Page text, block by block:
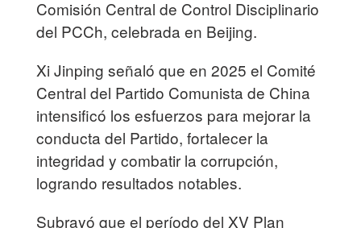
Comisión Central de Control Disciplinario
del PCCh, celebrada en Beijing.
Xi Jinping señaló que en 2025 el Comité
Central del Partido Comunista de China
intensificó los esfuerzos para mejorar la
conducta del Partido, fortalecer la
integridad y combatir la corrupción,
logrando resultados notables.
Subrayó que el período del XV Plan